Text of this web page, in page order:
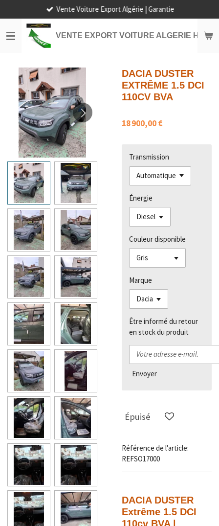
au
contenu
principal
VENTE EXPORT VOITURE ALGERIE HORS
Vente Voiture Export Algérie | Garantie
DACIA DUSTER
EXTRÊME 1.5 DCI
110CV BVA
18 900,00 €
Transmission
Énergie
Couleur disponible
Marque
Être informé du retour
en stock du produit
Envoyer
Épuisé
Référence de l'article:
REFSO17000
DACIA DUSTER
Extrême 1.5 DCI
110cv BVA |